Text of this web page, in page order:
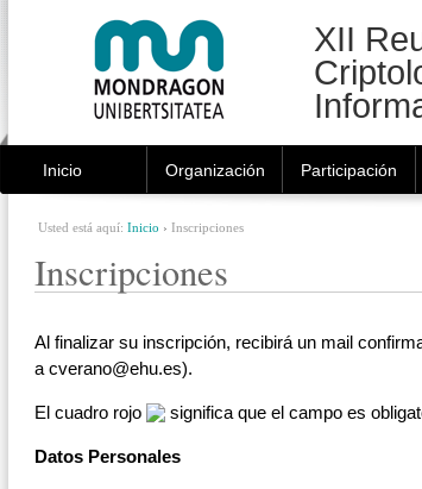
navegación
XII
Inicio Organización Participación
Usted está aquí: Inicio › Inscripciones
Inscripciones
Al finalizar su inscripción, recibirá un mail
a cverano@ehu.es).
El cuadro rojo significa que el campo es
Datos Personales